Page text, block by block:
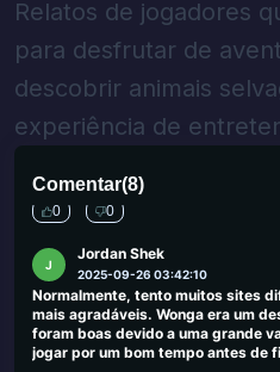
Relatos de jogadores
para desfrutar de
descobrir animais
experiência de
Comentar(8)
0 0
Amy Harris
2025-09-30 00:03:50
Fiquei aqui no ano passado em
o serviço foi bom e se divertiu
deseja uma boa experiência no Las
para começar e ficar.
0 0
J
Jordan Shek
2025-09-26 03:42:10
Normalmente, tento muitos sites
mais agradáveis. Wonga era um
foram boas devido a uma grande
jogar por um bom tempo antes de